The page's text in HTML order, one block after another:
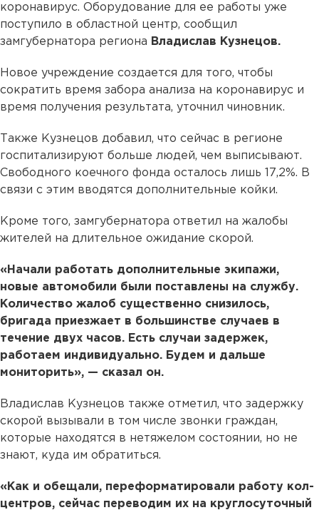
коронавирус. Оборудование для ее работы уже
поступило в областной центр, сообщил
замгубернатора региона Владислав Кузнецов.
Новое учреждение создается для того, чтобы
сократить время забора анализа на коронавирус и
время получения результата, уточнил чиновник.
Также Кузнецов добавил, что сейчас в регионе
госпитализируют больше людей, чем выписывают.
Свободного коечного фонда осталось лишь 17,2%. В
связи с этим вводятся дополнительные койки.
Кроме того, замгубернатора ответил на жалобы
жителей на длительное ожидание скорой.
«Начали работать дополнительные экипажи,
новые автомобили были поставлены на службу.
Количество жалоб существенно снизилось,
бригада приезжает в большинстве случаев в
течение двух часов. Есть случаи задержек,
работаем индивидуально. Будем и дальше
мониторить», — сказал он.
Владислав Кузнецов также отметил, что задержку
скорой вызывали в том числе звонки граждан,
которые находятся в нетяжелом состоянии, но не
знают, куда им обратиться.
«Как и обещали, переформатировали работу кол-
центров, сейчас переводим их на круглосуточный